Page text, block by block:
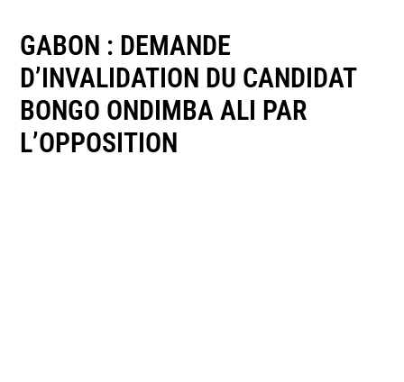
GABON : DEMANDE
D’INVALIDATION DU CANDIDAT
BONGO ONDIMBA ALI PAR
L’OPPOSITION